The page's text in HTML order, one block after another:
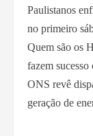
Paulistanos
no primeiro
Quem são os
fazem sucesso
ONS revê
geração de